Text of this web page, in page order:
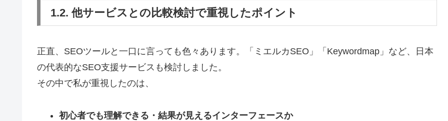
1.2. 他サービスとの比較検討で重視したポイント
正直、SEOツールと一口に言っても色々あります。「ミエルカSEO」「Keywordmap」など、日本
の代表的なSEO支援サービスも検討しました。
その中で私が重視したのは、
初心者でも理解できる・結果が見えるインターフェースか